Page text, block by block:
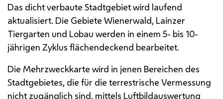
Das dicht verbaute Stadtgebiet wird laufend
aktualisiert. Die Gebiete Wienerwald, Lainzer
Tiergarten und Lobau werden in einem 5- bis 10-
jährigen Zyklus flächendeckend bearbeitet.
Die Mehrzweckkarte wird in jenen Bereichen des
Stadtgebietes, die für die terrestrische Vermessung
nicht zugänglich sind, mittels Luftbildauswertung